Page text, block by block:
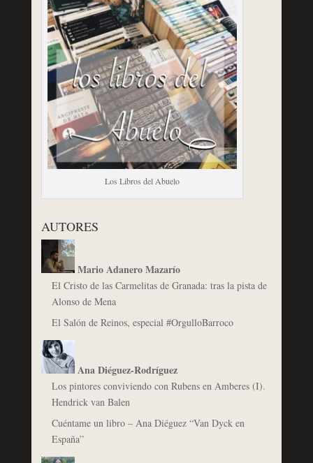
Los Libros del Abuelo
AUTORES
Mario Adanero Mazarío
El Cristo de las Carmelitas de Granada: tras la pista de
Alonso de Mena
El Salón de Reinos, especial #OrgulloBarroco
Ana Diéguez-Rodríguez
Los pintores conviviendo con Rubens en Amberes (I).
Hendrick van Balen
Cuéntame un libro – Ana Diéguez “Van Dyck en
España”